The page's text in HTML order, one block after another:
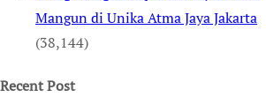
Mangun di Unika Atma Jaya Jakarta
(38,144)
Recent Post